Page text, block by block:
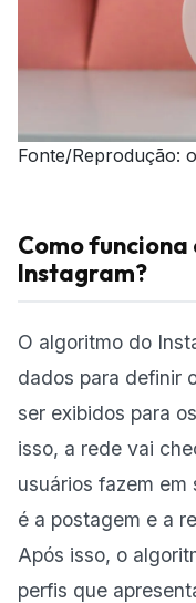
Fonte/Reprodução:
Como
Instagram?
O algoritmo do
dados para definir
ser exibidos para
isso, a rede vai
usuários fazem
é a postagem e a
Após isso, o
perfis que